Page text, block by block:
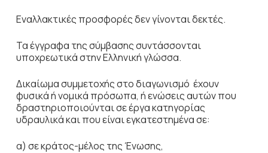
Εναλλακτικές προσφορές δεν γίνονται δεκτές.
Τα έγγραφα της σύμβασης συντάσσονται
υποχρεωτικά στην Ελληνική γλώσσα.
Δικαίωμα συμμετοχής στο διαγωνισμό έχουν
φυσικά ή νομικά πρόσωπα, ή ενώσεις αυτών που
δραστηριοποιούνται σε έργα κατηγορίας
υδραυλικά και που είναι εγκατεστημένα σε:
α) σε κράτος-μέλος της Ένωσης,